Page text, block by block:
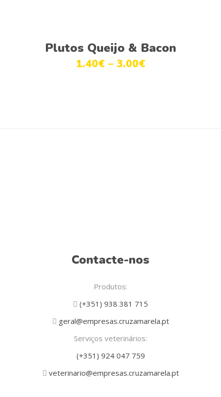
Ver opções
Plutos Queijo & Bacon
1.40€ – 3.00€
Contacte-nos
Produtos:
(+351) 938 381 715
geral@empresas.cruzamarela.pt
Serviços veterinários:
(+351) 924 047 759
veterinario@empresas.cruzamarela.pt